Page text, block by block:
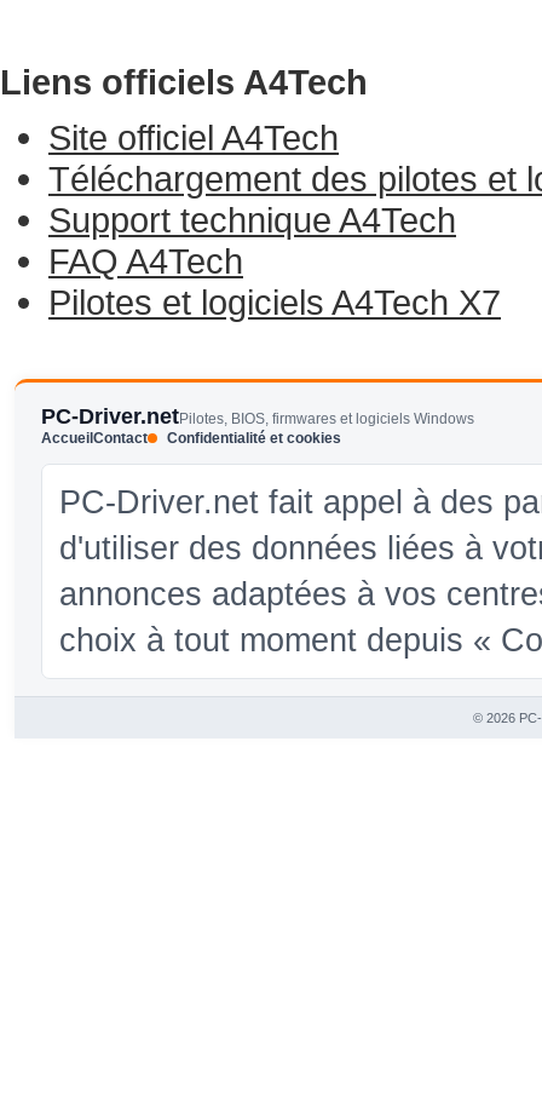
Liens officiels A4Tech
Site officiel A4Tech
Téléchargement des pilotes et
Support technique A4Tech
FAQ A4Tech
Pilotes et logiciels A4Tech X7
PC-Driver.netPilotes, BIOS, firmwares et logiciels Windows
AccueilContact Confidentialité et cookies
PC-Driver.net fait appel à des
d'utiliser des données liées à
annonces adaptées à vos
choix à tout moment depuis «
© 2026